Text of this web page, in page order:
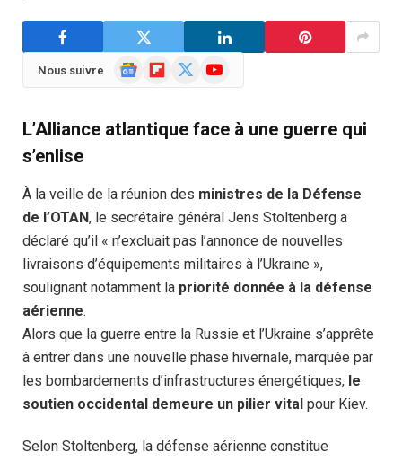
Nous suivre
GoogleFlipboard YouTube
L’Alliance atlantique face à une guerre qui
s’enlise
À la veille de la réunion des ministres de la Défense
de l’OTAN, le secrétaire général Jens Stoltenberg a
déclaré qu’il « n’excluait pas l’annonce de nouvelles
livraisons d’équipements militaires à l’Ukraine »,
soulignant notamment la priorité donnée à la défense
aérienne.
Alors que la guerre entre la Russie et l’Ukraine s’apprête
à entrer dans une nouvelle phase hivernale, marquée par
les bombardements d’infrastructures énergétiques, le
soutien occidental demeure un pilier vital pour Kiev.
Selon Stoltenberg, la défense aérienne constitue